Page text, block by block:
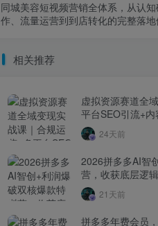
同城美容短视频营销全体系，从认
作、流量运营到到店转化的完整落地
相关推荐
虚拟资源赛道全
平台SEO引流+
玩法
24天前
2026拼多多AI智
营，收获底层逻
1打爆SOP
21天前
拼多多年费会员